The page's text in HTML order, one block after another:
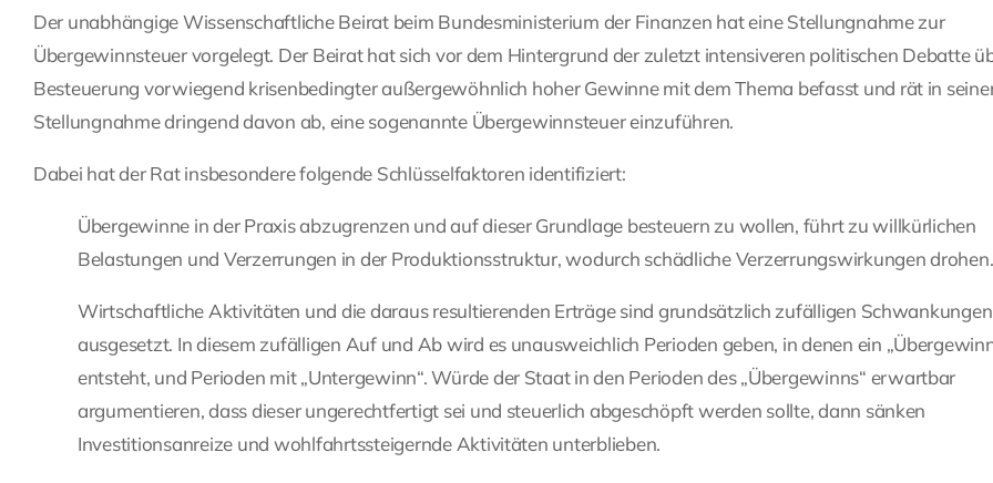
Der unabhängige Wissenschaftliche Beirat beim Bundesministerium der Finanzen hat eine Stellungnahme zur
Übergewinnsteuer vorgelegt. Der Beirat hat sich vor dem Hintergrund der zuletzt intensiveren politischen Debatte
Besteuerung vorwiegend krisenbedingter außergewöhnlich hoher Gewinne mit dem Thema befasst und rät in
Stellungnahme dringend davon ab, eine sogenannte Übergewinnsteuer einzuführen.
Dabei hat der Rat insbesondere folgende Schlüsselfaktoren identifiziert:
Übergewinne in der Praxis abzugrenzen und auf dieser Grundlage besteuern zu wollen, führt zu willkürlichen
Belastungen und Verzerrungen in der Produktionsstruktur, wodurch schädliche Verzerrungswirkungen drohen.
Wirtschaftliche Aktivitäten und die daraus resultierenden Erträge sind grundsätzlich zufälligen Schwankungen
ausgesetzt. In diesem zufälligen Auf und Ab wird es unausweichlich Perioden geben, in denen ein
entsteht, und Perioden mit „Untergewinn“. Würde der Staat in den Perioden des „Übergewinns“ erwartbar
argumentieren, dass dieser ungerechtfertigt sei und steuerlich abgeschöpft werden sollte, dann sänken
Investitionsanreize und wohlfahrtssteigernde Aktivitäten unterblieben.